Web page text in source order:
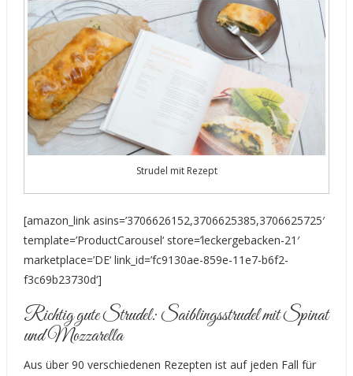
Strudel mit Rezept
[amazon_link asins=’3706626152,3706625385,3706625725′
template=’ProductCarousel‘ store=’leckergebacken-21′
marketplace=’DE‘ link_id=’fc9130ae-859e-11e7-b6f2-
f3c69b23730d‘]
Richtig gute Strudel: Saiblingsstrudel mit Spinat
und Mozzarella
Aus über 90 verschiedenen Rezepten ist auf jeden Fall für